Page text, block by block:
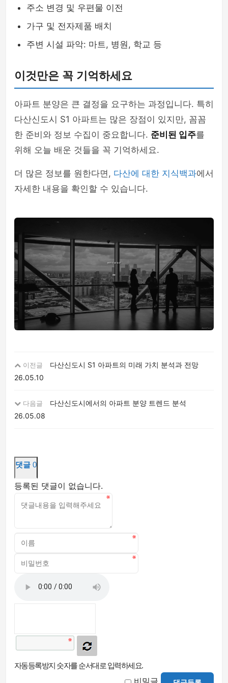
주소 변경 및 우편물 이전
가구 및 전자제품 배치
주변 시설 파악: 마트, 병원, 학교 등
이것만은 꼭 기억하세요
아파트 분양은 큰 결정을 요구하는 과정입니다. 특히
다산신도시 S1 아파트는 많은 장점이 있지만, 꼼꼼
한 준비와 정보 수집이 중요합니다. 준비된 입주를
위해 오늘 배운 것들을 꼭 기억하세요.
더 많은 정보를 원한다면, 다산에 대한 지식백과에서
자세한 내용을 확인할 수 있습니다.
이전글
다산신도시 S1 아파트의 미래 가치 분석과 전망
26.05.10
다음글
다산신도시에서의 아파트 분양 트렌드 분석
26.05.08
댓글 0
등록된 댓글이 없습니다.
자동등록방지 숫자를 순서대로 입력하세요.
비밀글